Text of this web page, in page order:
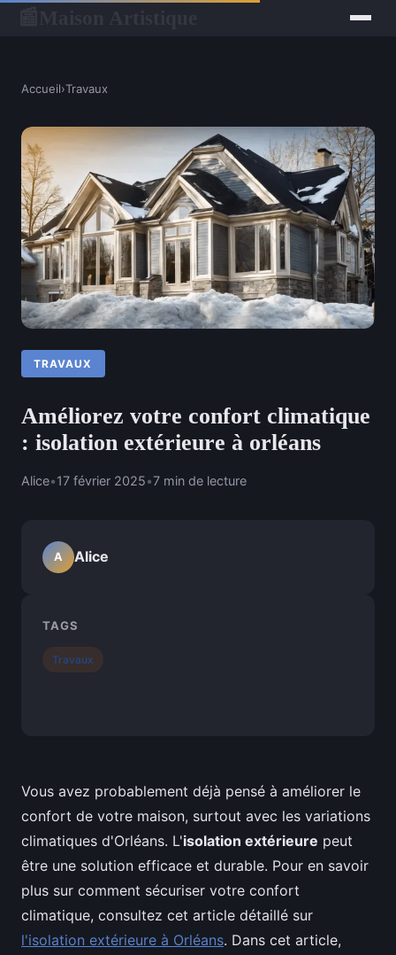
Accueil›Travaux
TRAVAUX
Améliorez votre confort climatique
: isolation extérieure à orléans
Alice•17 février 2025•7 min de lecture
Vous avez probablement déjà pensé à améliorer le
confort de votre maison, surtout avec les variations
climatiques d'Orléans. L'isolation extérieure peut
être une solution efficace et durable. Pour en savoir
plus sur comment sécuriser votre confort
climatique, consultez cet article détaillé sur
l'isolation extérieure à Orléans. Dans cet article,
A Alice
TAGS
Travaux